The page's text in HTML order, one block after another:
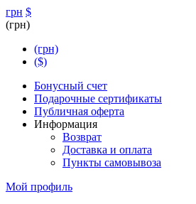
грн $
(грн)
(грн)
($)
Бонусный счет
Подарочные сертификаты
Публичная оферта
Информация
Возврат
Доставка и оплата
Пункты самовывоза
Мой профиль